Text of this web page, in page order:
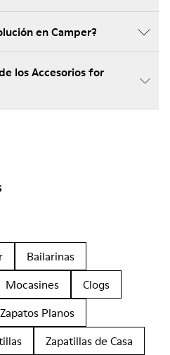
en Camper?
los Accesorios for
Bailarinas
Mocasines
Clogs
Zapatos Planos
Zapatillas de Casa